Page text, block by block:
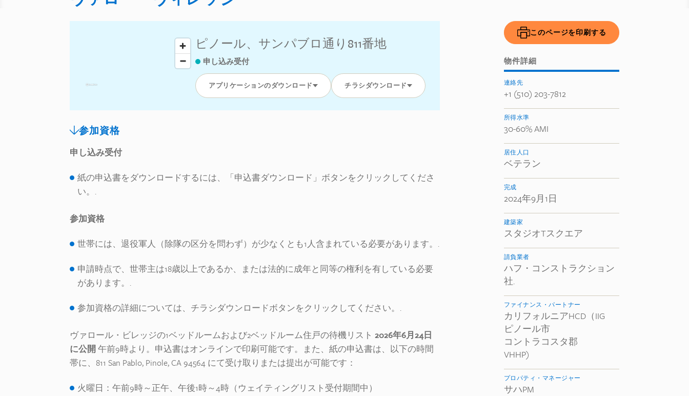
ピノール、サンパブロ通り811番地
申し込み受付
アプリケーションのダウンロード チラシダウンロード
参加資格
申し込み受付
紙の申込書をダウンロードするには、「申込書ダウンロード」ボタンをクリックしてくださ
い。.
参加資格
世帯には、退役軍人（除隊の区分を問わず）が少なくとも1人含まれている必要があります。.
申請時点で、世帯主は18歳以上であるか、または法的に成年と同等の権利を有している必要
があります。.
参加資格の詳細については、チラシダウンロードボタンをクリックしてください。.
ヴァロール・ビレッジの1ベッドルームおよび2ベッドルーム住戸の待機リスト 2026年6月24日
に公開午前9時より。申込書はオンラインで印刷可能です。また、紙の申込書は、以下の時間
帯に、811 San Pablo, Pinole, CA 94564 にて受け取りまたは提出が可能です：
火曜日：午前9時～正午、午後1時～4時（ウェイティングリスト受付期間中）
このページを印刷する
物件詳細
連絡先
+1 (510) 203-7812
所得水準
30-60% AMI
居住人口
ベテラン
完成
2024年9月1日
建築家
スタジオTスクエア
請負業者
ハフ・コンストラクション
社.
ファイナンス・パートナー
カリフォルニアHCD（IIG
ピノール市
コントラコスタ郡
VHHP)
プロパティ・マネージャー
サハPM